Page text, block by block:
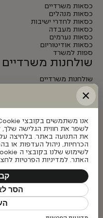
כסאות משרדיים
כסאות מנהלים
כסאות לחדרי ישיבות
כסאות מעבדה
כסאות נערמים
כסאות אודיטוריום
ספות למשרד
שולחנות משרדיים
שולחנות משרדיים
שולחנות מנהלים
שולחנות לחדרי ישיבות
שולחנות מתכווננים חשמליים
×
לשפר את חווית הגלישה שלך,
את התנועה באתר. בלחיצה
הכרחיות, ניהול העדפות
האתר. למדיניות הפרטיות
הסר